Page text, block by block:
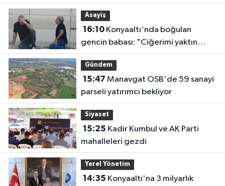
ziyaret
Asayiş
16:10Konyaaltı'nda boğulan
gencin babası: "Ciğerimi yaktın
babam"
Gündem
15:47
parseli yatırımcı bekliyor
Siyaset
15:25
mahalleleri gezdi
Yerel Yönetim
14:35